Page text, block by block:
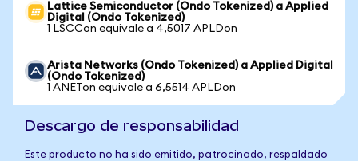
Lattice Semiconductor (Ondo Tokenized) a Applied
Digital (Ondo Tokenized)
1 LSCCon equivale a 4,5017 APLDon
Arista Networks (Ondo Tokenized) a Applied Digital
(Ondo Tokenized)
1 ANETon equivale a 6,5514 APLDon
Descargo de responsabilidad
Este producto no ha sido emitido, patrocinado, respaldado